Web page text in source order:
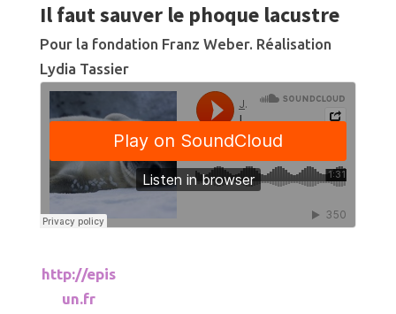
Il faut sauver le phoque lacustre
Pour la fondation Franz Weber. Réalisation
Lydia Tassier
http://epis
un.fr